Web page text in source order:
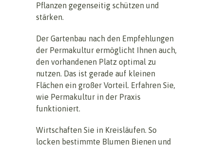
Pflanzen gegenseitig schützen und
stärken.
Der Gartenbau nach den Empfehlungen
der Permakultur ermöglicht Ihnen auch,
den vorhandenen Platz optimal zu
nutzen. Das ist gerade auf kleinen
Flächen ein großer Vorteil. Erfahren Sie,
wie Permakultur in der Praxis
funktioniert.
Wirtschaften Sie in Kreisläufen. So
locken bestimmte Blumen Bienen und